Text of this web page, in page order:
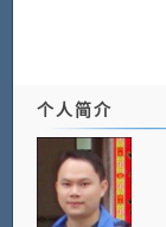
个人简介